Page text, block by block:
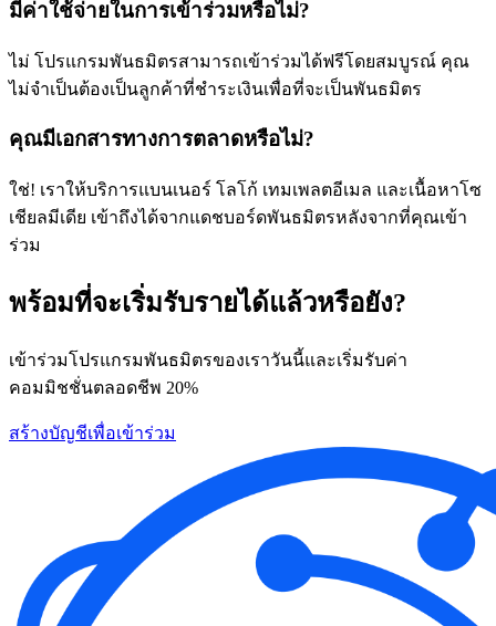
มีค่าใช้จ่ายในการเข้าร่วมหรือไม่?
ไม่ โปรแกรมพันธมิตรสามารถเข้าร่วมได้ฟรีโดยสมบูรณ์ คุณ
ไม่จำเป็นต้องเป็นลูกค้าที่ชำระเงินเพื่อที่จะเป็นพันธมิตร
คุณมีเอกสารทางการตลาดหรือไม่?
ใช่! เราให้บริการแบนเนอร์ โลโก้ เทมเพลตอีเมล และเนื้อหาโซ
เชียลมีเดีย เข้าถึงได้จากแดชบอร์ดพันธมิตรหลังจากที่คุณเข้า
ร่วม
พร้อมที่จะเริ่มรับรายได้แล้วหรือยัง?
เข้าร่วมโปรแกรมพันธมิตรของเราวันนี้และเริ่มรับค่า
คอมมิชชั่นตลอดชีพ 20%
สร้างบัญชีเพื่อเข้าร่วม